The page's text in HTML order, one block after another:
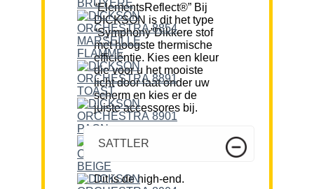
“ElementsReflect®” Bij
DICKSON is dit het type
“Symphony”Dikkere stof
met hoogste thermische
efficiëntie. Kies een kleur
die voor u het mooiste
licht door laat onder uw
scherm en kies er de
juiste accessores bij.
SATTLER
Dit is de high-end.